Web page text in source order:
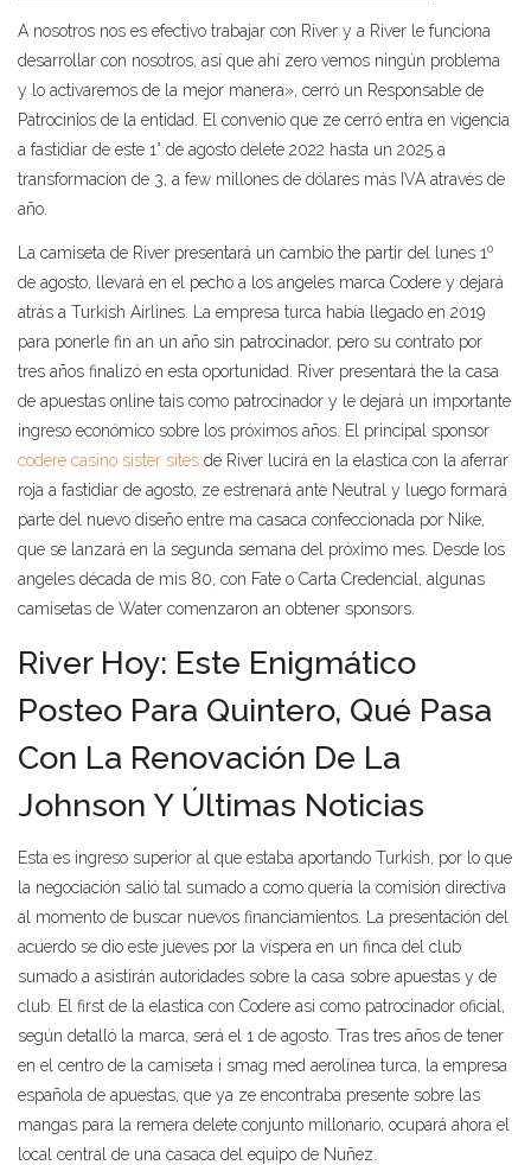
A nosotros nos es efectivo trabajar con River y a River le funciona
desarrollar con nosotros, así que ahí zero vemos ningún problema
y lo activaremos de la mejor manera», cerró un Responsable de
Patrocinios de la entidad. El convenio que ze cerró entra en vigencia
a fastidiar de este 1° de agosto delete 2022 hasta un 2025 a
transformacion de 3, a few millones de dólares más IVA através de
año.
La camiseta de River presentará un cambio the partir del lunes 1º
de agosto, llevará en el pecho a los angeles marca Codere y dejará
atrás a Turkish Airlines. La empresa turca había llegado en 2019
para ponerle fin an un año sin patrocinador, pero su contrato por
tres años finalizó en esta oportunidad. River presentará the la casa
de apuestas online tais como patrocinador y le dejará un importante
ingreso económico sobre los próximos años. El principal sponsor
codere casino sister sites de River lucirá en la elastica con la aferrar
roja a fastidiar de agosto, ze estrenará ante Neutral y luego formará
parte del nuevo diseño entre ma casaca confeccionada por Nike,
que se lanzará en la segunda semana del próximo mes. Desde los
angeles década de mis 80, con Fate o Carta Credencial, algunas
camisetas de Water comenzaron an obtener sponsors.
River Hoy: Este Enigmático
Posteo Para Quintero, Qué Pasa
Con La Renovación De La
Johnson Y Últimas Noticias
Esta es ingreso superior al que estaba aportando Turkish, por lo que
la negociación salió tal sumado a como quería la comisión directiva
al momento de buscar nuevos financiamientos. La presentación del
acuerdo se dio este jueves por la víspera en un finca del club
sumado a asistirán autoridades sobre la casa sobre apuestas y de
club. El first de la elastica con Codere asi como patrocinador oficial,
según detalló la marca, será el 1 de agosto. Tras tres años de tener
en el centro de la camiseta i smag med aerolínea turca, la empresa
española de apuestas, que ya ze encontraba presente sobre las
mangas para la remera delete conjunto millonario, ocupará ahora el
local central de una casaca del equipo de Nuñez.